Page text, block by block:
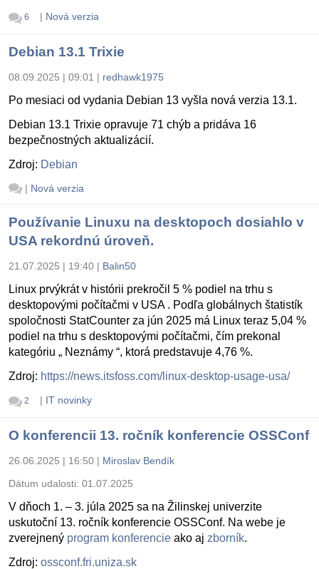
6 | Nová verzia
Debian 13.1 Trixie
08.09.2025 | 09:01 | redhawk1975
Po mesiaci od vydania Debian 13 vyšla nová verzia 13.1.
Debian 13.1 Trixie opravuje 71 chýb a pridáva 16
bezpečnostných aktualizácií.
Zdroj: Debian
| Nová verzia
Používanie Linuxu na desktopoch dosiahlo v
USA rekordnú úroveň.
21.07.2025 | 19:40 | Balin50
Linux prvýkrát v histórii prekročil 5 % podiel na trhu s
desktopovými počítačmi v USA . Podľa globálnych štatistík
spoločnosti StatCounter za jún 2025 má Linux teraz 5,04 %
podiel na trhu s desktopovými počítačmi, čím prekonal
kategóriu „ Neznámy “, ktorá predstavuje 4,76 %.
Zdroj: https://news.itsfoss.com/linux-desktop-usage-usa/
2 | IT novinky
O konferencii 13. ročník konferencie OSSConf
26.06.2025 | 16:50 | Miroslav Bendík
Dátum udalosti: 01.07.2025
V dňoch 1. – 3. júla 2025 sa na Žilinskej univerzite
uskutoční 13. ročník konferencie OSSConf. Na webe je
zverejnený program konferencie ako aj zborník.
Zdroj: ossconf.fri.uniza.sk